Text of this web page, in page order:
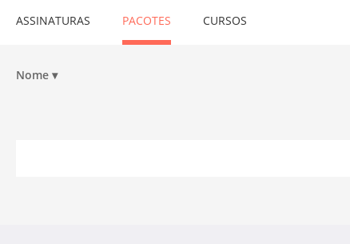
ASSINATURAS PACOTES CURSOS
Nome ▾